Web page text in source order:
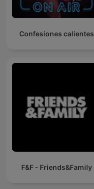
Confesiones calientes
F&F - Friends&Family